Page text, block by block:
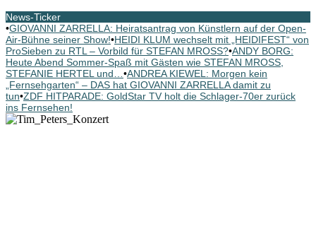
News-Ticker
•GIOVANNI ZARRELLA: Heiratsantrag von Künstlern auf der Open-
Air-Bühne seiner Show!•HEIDI KLUM wechselt mit „HEIDIFEST“ von
ProSieben zu RTL – Vorbild für STEFAN MROSS?•ANDY BORG:
Heute Abend Sommer-Spaß mit Gästen wie STEFAN MROSS,
STEFANIE HERTEL und… •ANDREA KIEWEL: Morgen kein
„Fernsehgarten“ – DAS hat GIOVANNI ZARRELLA damit zu
tun•ZDF HITPARADE: GoldStar TV holt die Schlager-70er zurück
ins Fernsehen!